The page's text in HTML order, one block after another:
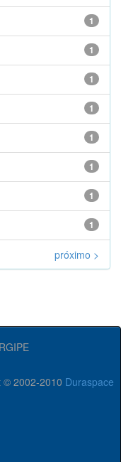
1
1
1
1
1
1
1
1
próximo >
© 2002-2010 Duraspace